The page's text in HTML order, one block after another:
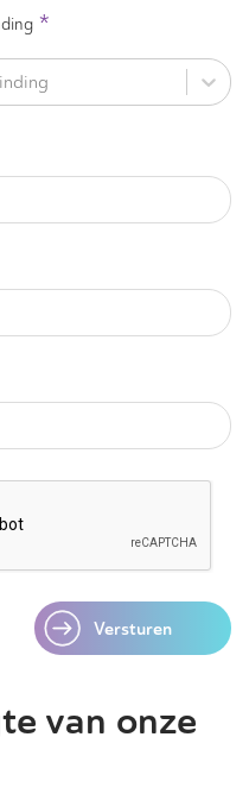
*
Versturen
van onze